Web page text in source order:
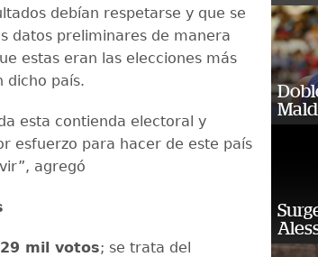
debían respetarse y que se
datos preliminares de manera
estas eran las elecciones más
dicho país.
esta contienda electoral y
esfuerzo para hacer de este país
agregó
mil votos; se trata del